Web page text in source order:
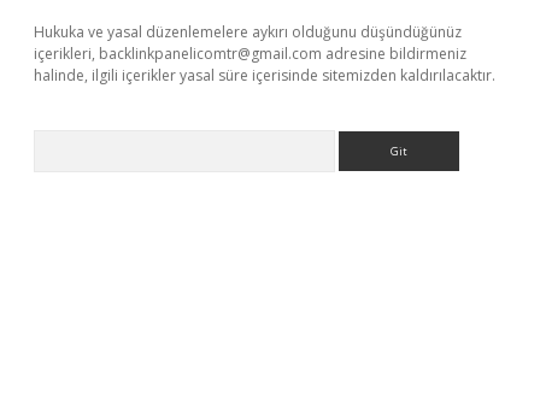
Hukuka ve yasal düzenlemelere aykırı olduğunu düşündüğünüz
içerikleri, backlinkpanelicomtr@gmail.com adresine bildirmeniz
halinde, ilgili içerikler yasal süre içerisinde sitemizden kaldırılacaktır.